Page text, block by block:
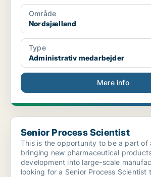
Område
Nordsjælland
Type
Administrativ medarbejder
Mere info
Senior Process Scientist
Senior Process Scientist
This is the opportunity to be a part of
bringing new pharmaceutical
development into large-scale
looking for a Senior Process Scientist